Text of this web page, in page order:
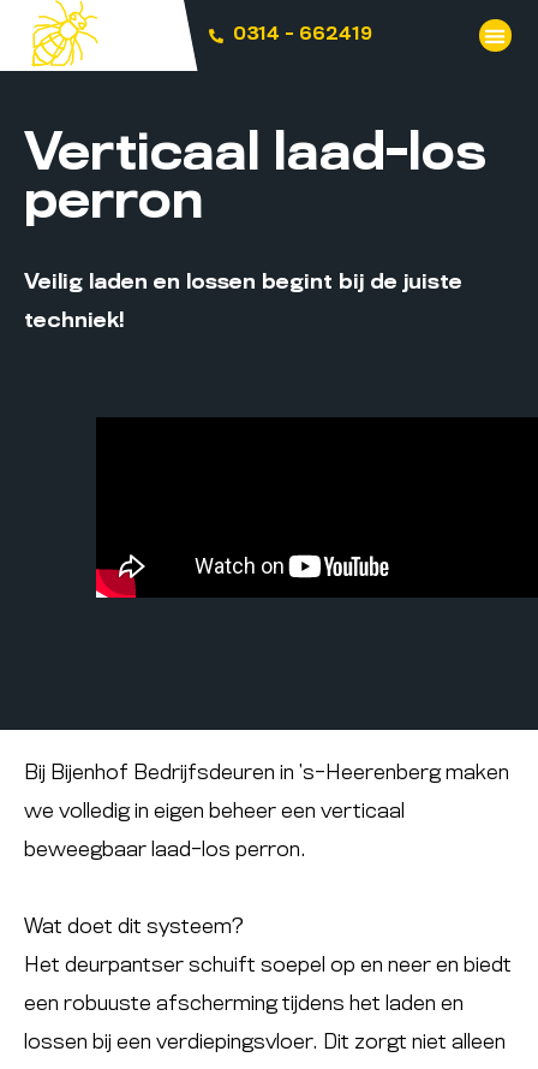
0314 - 662419
Verticaal laad-los
perron
Veilig laden en lossen begint bij de juiste
techniek!
Bij Bijenhof Bedrijfsdeuren in ’s-Heerenberg maken
we volledig in eigen beheer een verticaal
beweegbaar laad-los perron.
Wat doet dit systeem?
Het deurpantser schuift soepel op en neer en biedt
een robuuste afscherming tijdens het laden en
lossen bij een verdiepingsvloer. Dit zorgt niet alleen